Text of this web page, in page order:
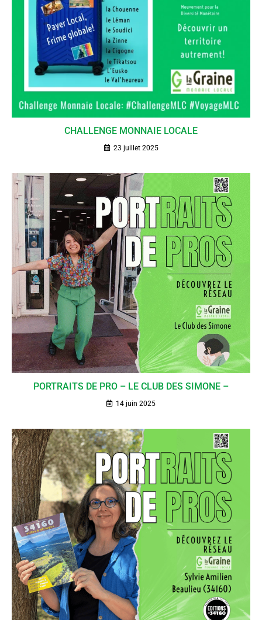
CHALLENGE MONNAIE LOCALE
23 juillet 2025
PORTRAITS DE PRO – LE CLUB DES SIMONE –
14 juin 2025